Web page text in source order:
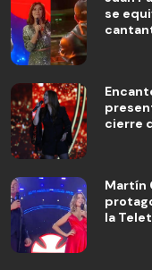
se
cierre
Martín
la